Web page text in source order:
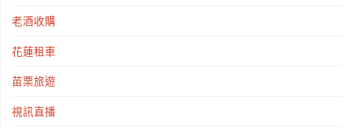
老酒收購
花蓮租車
苗栗旅遊
視訊直播